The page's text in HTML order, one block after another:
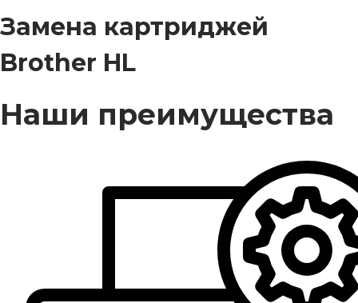
Замена картриджей
Brother HL
Наши преимущества